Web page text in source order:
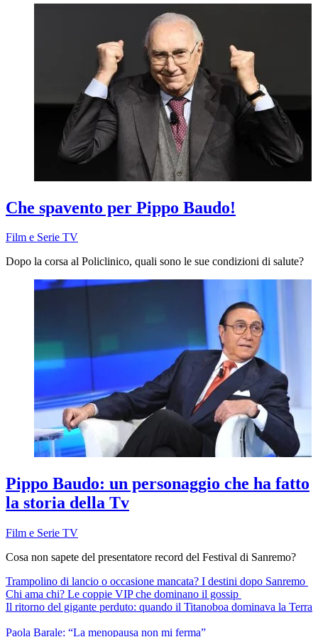
Che spavento per Pippo Baudo!
Film e Serie TV
Dopo la corsa al Policlinico, quali sono le sue condizioni di salute?
Pippo Baudo: un personaggio che ha fatto
la storia della Tv
Film e Serie TV
Cosa non sapete del presentatore record del Festival di Sanremo?
Trampolino di lancio o occasione mancata? I destini dopo Sanremo
Chi ama chi? Le coppie VIP che dominano il gossip
Il ritorno del gigante perduto: quando il Titanoboa dominava la Terra
Paola Barale: “La menopausa non mi ferma”